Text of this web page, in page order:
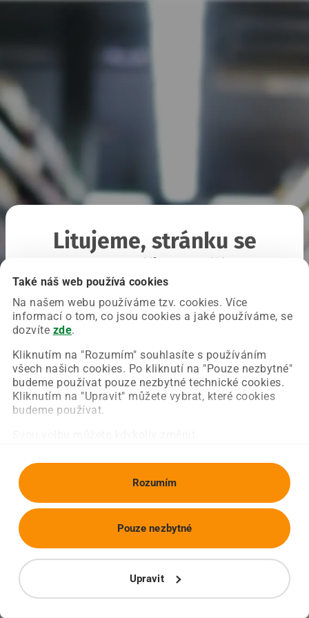
Také náš web používá cookies
Na našem webu používáme tzv. cookies. Více
informací o tom, co jsou cookies a jaké používáme, se
dozvíte zde.
Kliknutím na "Rozumím" souhlasíte s používáním
všech našich cookies. Po kliknutí na "Pouze nezbytné"
budeme používat pouze nezbytné technické cookies.
Kliknutím na "Upravit" můžete vybrat, které cookies
budeme používat.
Rozumím
Upravit
Pouze nezbytné
Litujeme, stránku se
Chyba nastala na naší straně a už ji opravujeme.
Zkuste prosím znovu načíst požadovanou stránku.
Obnovit stránku Úvodní strana